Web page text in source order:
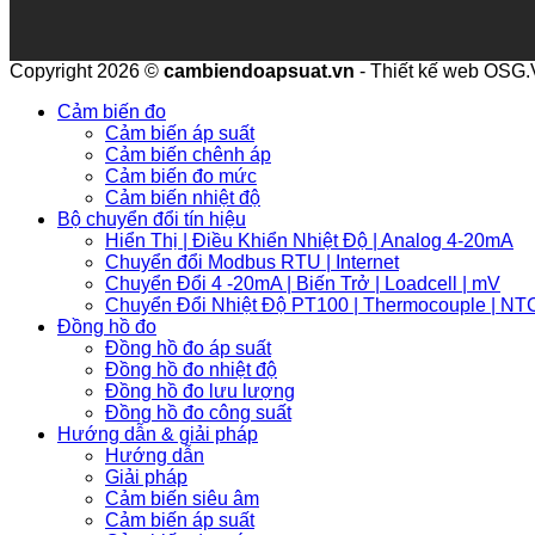
Copyright 2026 © cambiendoapsuat.vn - Thiết kế web
Cảm biến đo
Cảm biến áp suất
Cảm biến chênh áp
Cảm biến đo mức
Cảm biến nhiệt độ
Bộ chuyển đổi tín hiệu
Hiển Thị | Điều Khiển Nhiệt Độ | Analog 4-20mA
Chuyển đổi Modbus RTU | Internet
Chuyển Đổi 4 -20mA | Biến Trở | Loadcell | mV
Chuyển Đổi Nhiệt Độ PT100 | Thermocouple |
Đồng hồ đo
Đồng hồ đo áp suất
Đồng hồ đo nhiệt độ
Đồng hồ đo lưu lượng
Đồng hồ đo công suất
Hướng dẫn & giải pháp
Hướng dẫn
Giải pháp
Cảm biến siêu âm
Cảm biến áp suất